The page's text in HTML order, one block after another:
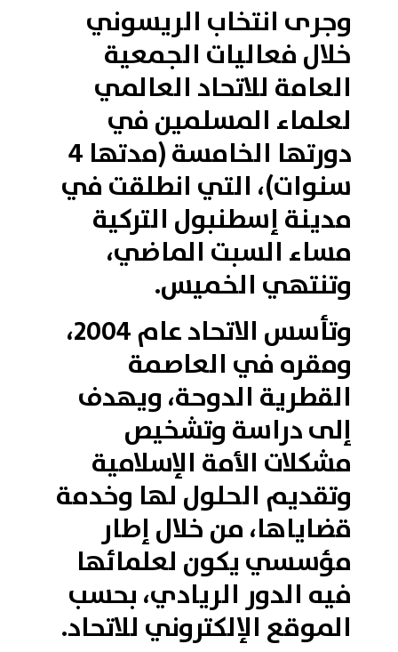
وجرى انتخاب الريسوني
خلال فعاليات الجمعية
العامة للاتحاد العالمي
لعلماء المسلمين في
دورتها الخامسة (مدتها 4
سنوات)، التي انطلقت في
مدينة إسطنبول التركية
مساء السبت الماضي،
وتنتهي الخميس.
وتأسس الاتحاد عام 2004،
ومقره في العاصمة
القطرية الدوحة، ويهدف
إلى دراسة وتشخيص
مشكلات الأمة الإسلامية
وتقديم الحلول لها وخدمة
قضاياها، من خلال إطار
مؤسسي يكون لعلمائها
فيه الدور الريادي، بحسب
الموقع الإلكتروني للاتحاد.